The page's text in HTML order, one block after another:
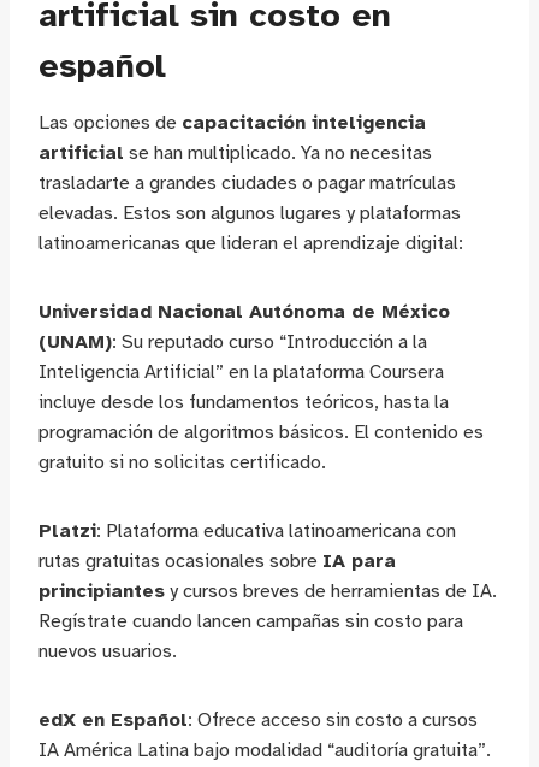
artificial sin costo en
español
Las opciones de capacitación inteligencia
artificial se han multiplicado. Ya no necesitas
trasladarte a grandes ciudades o pagar matrículas
elevadas. Estos son algunos lugares y plataformas
latinoamericanas que lideran el aprendizaje digital:
Universidad Nacional Autónoma de México
(UNAM): Su reputado curso “Introducción a la
Inteligencia Artificial” en la plataforma Coursera
incluye desde los fundamentos teóricos, hasta la
programación de algoritmos básicos. El contenido es
gratuito si no solicitas certificado.
Platzi: Plataforma educativa latinoamericana con
rutas gratuitas ocasionales sobre IA para
principiantes y cursos breves de herramientas de IA.
Regístrate cuando lancen campañas sin costo para
nuevos usuarios.
edX en Español: Ofrece acceso sin costo a cursos
IA América Latina bajo modalidad “auditoría gratuita”.